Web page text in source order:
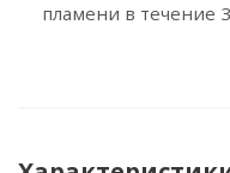
пламени в течение